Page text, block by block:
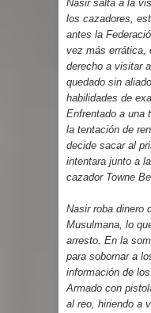
Nasir salta a la
los cazadores,
antes la
vez más errática,
derecho a visitar
quedado sin
habilidades de
Enfrentado a una
la tentación de
decide sacar al
intentara junto a
cazador Towne
Nasir roba dinero
Musulmana, lo
arresto. En la
para sobornar a
información de
Armado con
al reo, hiriendo a